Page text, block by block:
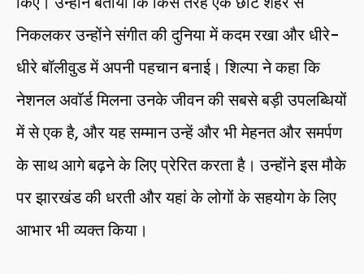
निकलकर उन्होंने संगीत की दुनिया में कदम रखा और धीरे-
धीरे बॉलीवुड में अपनी पहचान बनाई। शिल्पा ने कहा कि
नेशनल अवॉर्ड मिलना उनके जीवन की सबसे बड़ी उपलब्धियों
में से एक है, और यह सम्मान उन्हें और भी मेहनत और समर्पण
के साथ आगे बढ़ने के लिए प्रेरित करता है। उन्होंने इस मौके
पर झारखंड की धरती और यहां के लोगों के सहयोग के लिए
आभार भी व्यक्त किया।